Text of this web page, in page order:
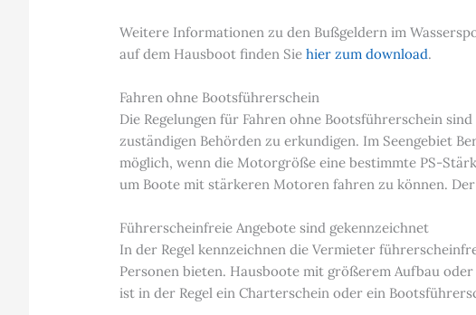
Weitere Informationen zu den Bußgeldern im
auf dem Hausboot finden Siehier zum download.
Fahren ohne Bootsführerschein
Die Regelungen für Fahren ohne Bootsführerschein
zuständigen Behörden zu erkundigen. Im Seengebiet
möglich, wenn die Motorgröße eine bestimmte PS-
um Boote mit stärkeren Motoren fahren zu können.
Führerscheinfreie Angebote sind gekennzeichnet
In der Regel kennzeichnen die Vermieter
Personen bieten. Hausboote mit größerem Aufbau
ist in der Regel ein Charterschein oder ein